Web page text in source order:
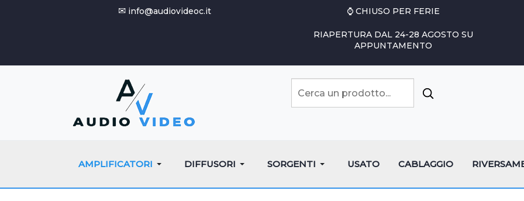
✉ info@audiovideoc.it ⌚ CHIUSO PER FERIE
RIAPERTURA DAL 24-28 AGOSTO SU
APPUNTAMENTO
AMPLIFICATORI DIFFUSORI SORGENTI USATO CABLAGGIO